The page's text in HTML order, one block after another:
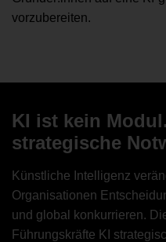
vorzubereiten.
KI ist kein
strategische
Künstliche Intelligenz
Organisationen
und global konkurrieren.
Führungskräfte KI